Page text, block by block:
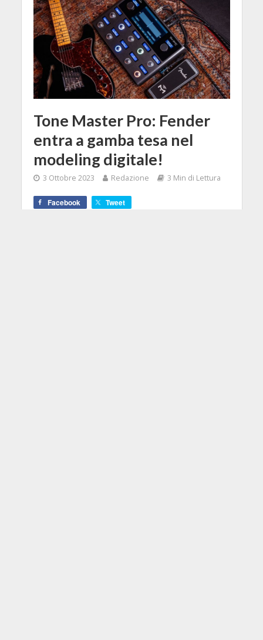
Tone Master Pro: Fender
entra a gamba tesa nel
modeling digitale!
3 Ottobre 2023 Redazione 3 Min di Lettura
Facebook Tweet